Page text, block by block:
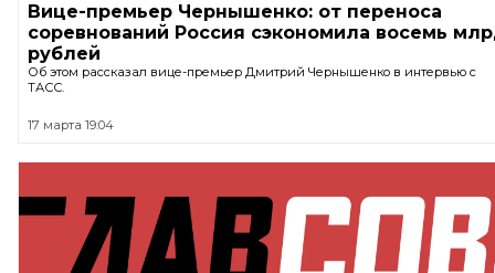
Вице-премьер Чернышенко: от переноса
соревнований Россия сэкономила восемь
рублей
Об этом рассказал вице-премьер Дмитрий Чернышенко в интервью с
ТАСС.
17 марта 19:04